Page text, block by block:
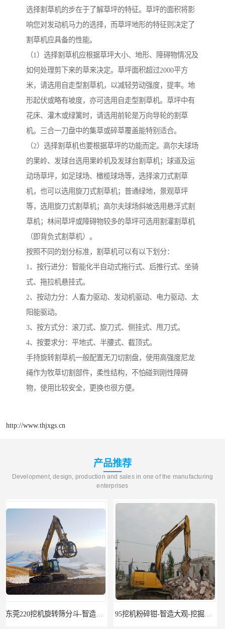
选择割草机的步在于了解草坪的特征。草坪的面积将影
响您对发动机马力的选择，而草坪地形的特征则决定了
割草机应具备的性能。
（1）选择割草机应根据草坪大小、地形、障碍物情况及
如何处理剪下来的草来决定。草坪面积超过2000平方
米，请选用自走型割草机，以减轻劳动强度，提率。地
形起伏或略有坡度，亦可选用自走型割草机。草坪中有
花床、灌木或绿篱时，请选用前轮是万向导轮的割草
机。三合一刀盘中的集草或碎草覆盖能特别适合。
（2）选择割草机也要根据草坪的功能而定。高尔夫球场
的果岭、发球台选用果岭机及发球台割草机；球道及运
动场草坪，如足球场、橄榄球场等，选择滚刀式割草
机，也可以选用旋刀式割草机；普通绿地，景观草坪
等，选用旋刀式割草机；高尔夫球场斜坡选用悬浮式割
草机；林间草坪或障碍物较多的草坪可选用割灌割草机
（即背负式割草机）。
按照不同的划分标准，割草机可以有以下划分：
1、按行进分：智能化半自动式拖行式、后推行式、坐骑
式、拖拉机悬挂式。
2、按动力分：人畜力驱动、发动机驱动、电力驱动、太
阳能驱动。
3、按方式分：滚刀式、旋刀式、侧挂式、甩刀式。
4、按要求分：平地式、半腰式、截顶式。
手持旋转割草机一般配置无刀切割盘，使用高强度尼龙
绳作为牧草切割部件，柔性结构，不怕碰到刚性障碍
物，使用比较安全，更换也很方便。
http://www.thjxgs.cn
产品推荐
Development, design, production and sales in one of the manufacturing
enterprises
95挖机粉碎钳-智造大观-挖掘机钢筋分离钳 挖掘机除草机 315挖掘机割草机 智造大观